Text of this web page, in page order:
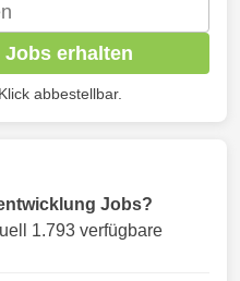
erhalten
abbestellbar.
Jobs?
1.793 verfügbare